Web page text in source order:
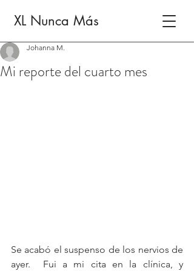
XL Nunca Más
Mi reporte del cuarto mes
Johanna M.
Se acabó el suspenso de los nervios de
ayer.  Fui a mi cita en la clínica, y